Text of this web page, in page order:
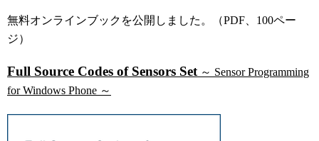
無料オンラインブックを公開しました。（PDF、100ペー
ジ）
Full Source Codes of Sensors Set ～ Sensor Programming
for Windows Phone ～